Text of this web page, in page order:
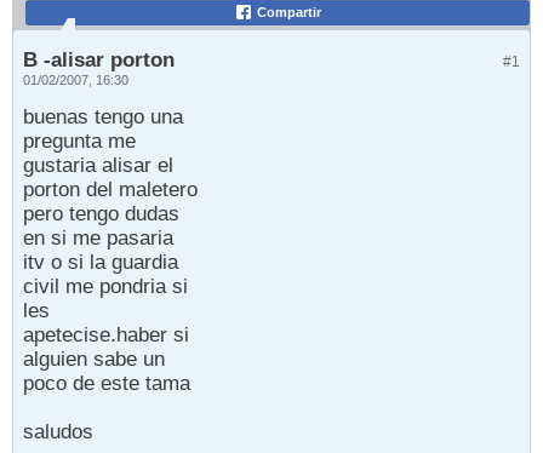
Compartir
#1
B -alisar porton
01/02/2007, 16:30
buenas tengo una
pregunta me
gustaria alisar el
porton del maletero
pero tengo dudas
en si me pasaria
itv o si la guardia
civil me pondria si
les
apetecise.haber si
alguien sabe un
poco de este tama
saludos